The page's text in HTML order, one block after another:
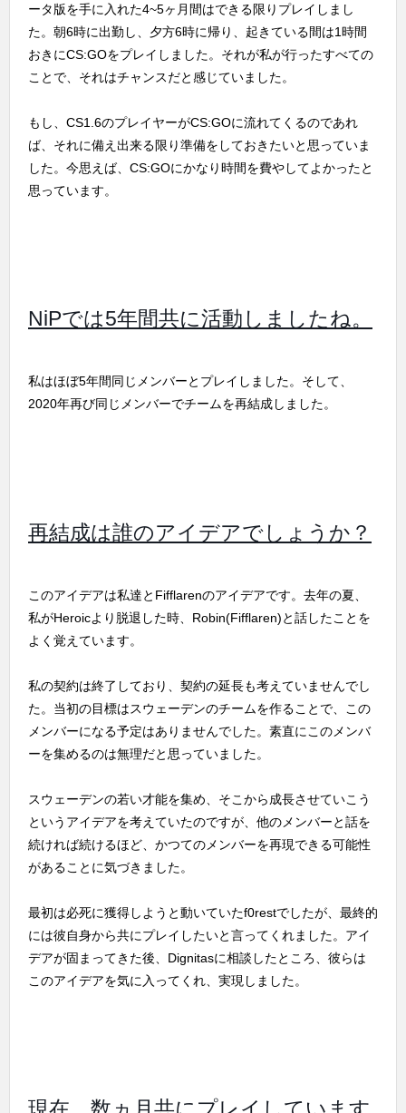
ータ版を手に入れた4~5ヶ月間はできる限りプレイしまし
た。朝6時に出勤し、夕方6時に帰り、起きている間は1時間
おきにCS:GOをプレイしました。それが私が行ったすべての
ことで、それはチャンスだと感じていました。
もし、CS1.6のプレイヤーがCS:GOに流れてくるのであれ
ば、それに備え出来る限り準備をしておきたいと思っていま
した。今思えば、CS:GOにかなり時間を費やしてよかったと
思っています。
NiPでは5年間共に活動しましたね。
私はほぼ5年間同じメンバーとプレイしました。そして、
2020年再び同じメンバーでチームを再結成しました。
再結成は誰のアイデアでしょうか？
このアイデアは私達とFifflarenのアイデアです。去年の夏、
私がHeroicより脱退した時、Robin(Fifflaren)と話したことを
よく覚えています。
私の契約は終了しており、契約の延長も考えていませんでし
た。当初の目標はスウェーデンのチームを作ることで、この
メンバーになる予定はありませんでした。素直にこのメンバ
ーを集めるのは無理だと思っていました。
スウェーデンの若い才能を集め、そこから成長させていこう
というアイデアを考えていたのですが、他のメンバーと話を
続ければ続けるほど、かつてのメンバーを再現できる可能性
があることに気づきました。
最初は必死に獲得しようと動いていたf0restでしたが、最終的
には彼自身から共にプレイしたいと言ってくれました。アイ
デアが固まってきた後、Dignitasに相談したところ、彼らは
このアイデアを気に入ってくれ、実現しました。